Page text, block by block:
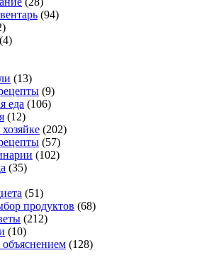
(94)
(4)
(13)
(9)
еда (106)
(12)
(202)
(57)
(102)
(35)
(51)
продуктов (68)
(212)
(10)
(128)